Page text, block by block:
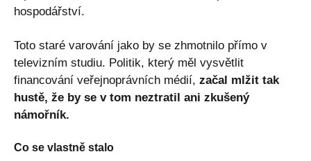
hospodářství.
Toto staré varování jako by se zhmotnilo přímo v
televizním studiu. Politik, který měl vysvětlit
financování veřejnoprávních médií, začal mlžit tak
hustě, že by se v tom neztratil ani zkušený
námořník.
Co se vlastně stalo